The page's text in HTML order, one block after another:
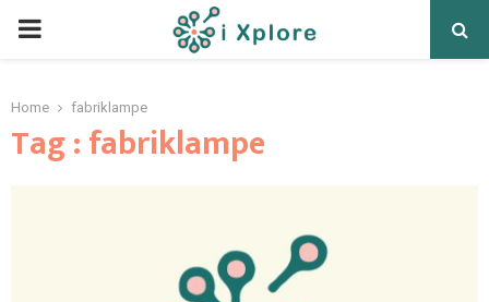
Home fabriklampe
Tag : fabriklampe